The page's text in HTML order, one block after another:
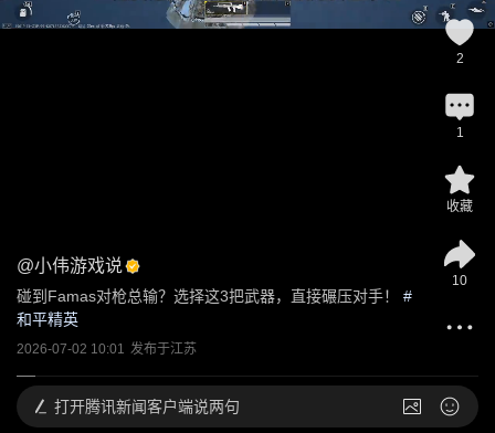
@小伟游戏说
碰到Famas对枪总输？选择这3把武器，直接碾压对手！
#
和平精英
2026-07-02 10:01 发布于江苏
2
1
收藏
10
打开腾讯新闻客户端说两句